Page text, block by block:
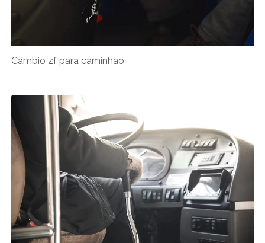
Câmbio zf para caminhão